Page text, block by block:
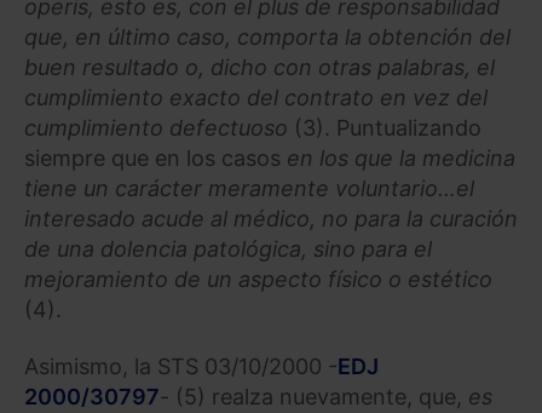
operis, esto es, con el plus de responsabilidad
que, en último caso, comporta la obtención del
buen resultado o, dicho con otras palabras, el
cumplimiento exacto del contrato en vez del
cumplimiento defectuoso (3). Puntualizando
siempre que en los casos en los que la medicina
tiene un carácter meramente voluntario…el
interesado acude al médico, no para la curación
de una dolencia patológica, sino para el
mejoramiento de un aspecto físico o estético
(4).
Asimismo, la STS 03/10/2000 -EDJ
2000/30797- (5) realza nuevamente, que, es